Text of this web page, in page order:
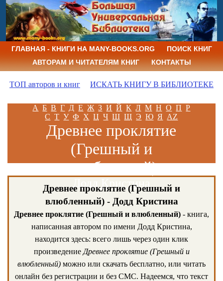
ГЛАВНАЯ - КНИГИ НА MANY-BOOKS.ORG
ПОИСК КНИГ
АВТОРАМ И ЧИТАТЕЛЯМ КНИГ
КОНТАКТЫ
ТОП авторов и книг ИСКАТЬ КНИГУ В БИБЛИОТЕКЕ
А Б В Г Д Е Ж З И Й К Л М Н О П Р
С Т У Ф Х Ц Ч Ш Щ Э Ю Я AZ
Древнее проклятие
(Грешный и
влюбленный)
Додд Кристина
Древнее проклятие (Грешный и
влюбленный) - Додд Кристина
Древнее проклятие (Грешный и влюбленный) - книга,
написанная автором по имени Додд Кристина,
находится здесь: всего лишь через один клик
произведение Древнее проклятие (Грешный и
влюбленный) можно или скачать бесплатно, или читать
онлайн без регистрации и без СМС. Надеемся, что текст